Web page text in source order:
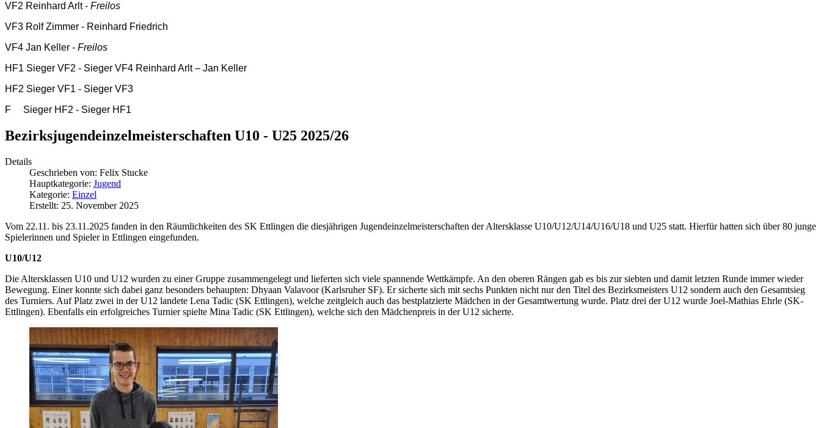
VF2 Reinhard Arlt - Freilos
VF3 Rolf Zimmer - Reinhard Friedrich
VF4 Jan Keller - Freilos
HF1 Sieger VF2 - Sieger VF4 Reinhard Arlt – Jan Keller
HF2 Sieger VF1 - Sieger VF3
F
Sieger HF2 - Sieger HF1
Bezirksjugendeinzelmeisterschaften U10 - U25 2025/26
Details
Geschrieben von: Felix Stucke
Hauptkategorie: Jugend
Kategorie: Einzel
Erstellt: 25. November 2025
Vom 22.11. bis 23.11.2025 fanden in den Räumlichkeiten des SK Ettlingen die diesjährigen Jugendeinzelmeisterschaften der Altersklasse U10/U12/U14/U16/U18 und U25 statt. Hierfür hatten sich über 80 junge
Spielerinnen und Spieler in Ettlingen eingefunden.
U10/U12
Die Altersklassen U10 und U12 wurden zu einer Gruppe zusammengelegt und lieferten sich viele spannende Wettkämpfe. An den oberen Rängen gab es bis zur siebten und damit letzten Runde immer wieder
Bewegung. Einer konnte sich dabei ganz besonders behaupten: Dhyaan Valavoor (Karlsruher SF). Er sicherte sich mit sechs Punkten nicht nur den Titel des Bezirksmeisters U12 sondern auch den Gesamtsieg
des Turniers. Auf Platz zwei in der U12 landete Lena Tadic (SK Ettlingen), welche zeitgleich auch das bestplatzierte Mädchen in der Gesamtwertung wurde. Platz drei der U12 wurde Joel-Mathias Ehrle (SK-
Ettlingen). Ebenfalls ein erfolgreiches Turnier spielte Mina Tadic (SK Ettlingen), welche sich den Mädchenpreis in der U12 sicherte.